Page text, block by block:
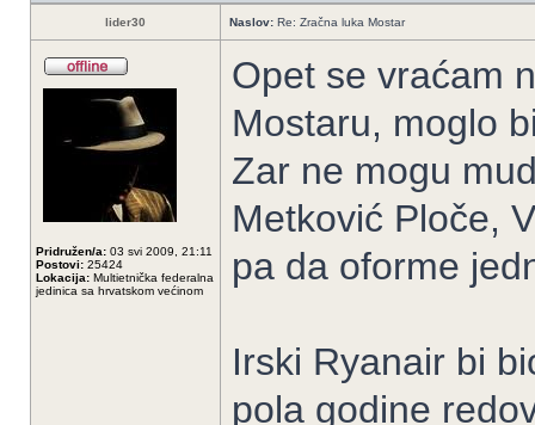
lider30 Naslov: Re: Zračna luka Mostar
Pridružen/a: 03 svi 2009, 21:11
Postovi: 25424
Lokacija: Multietnička federalna
jedinica sa hrvatskom većinom
Opet se vraćam
Mostaru, moglo
Zar ne mogu
Metković Ploče,
pa da oforme
Irski Ryanair bi
pola godine